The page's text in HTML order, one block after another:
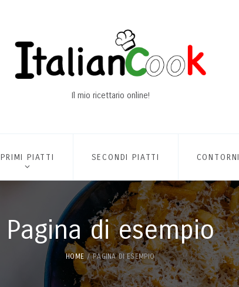
Il mio ricettario online!
PRIMI PIATTI SECONDI PIATTI CONTORNI
Pagina di esempio
HOME PAGINA DI ESEMPIO